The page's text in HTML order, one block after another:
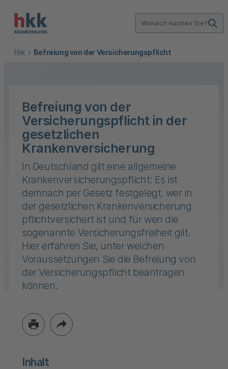
Wonach suchen Sie?
hkk Befreiung von der Versicherungspflicht
Befreiung von der
Versicherungspflicht in der
gesetzlichen
Krankenversicherung
In Deutschland gilt eine allgemeine
Krankenversicherungspflicht: Es ist
demnach per Gesetz festgelegt, wer in
der gesetzlichen Krankenversicherung
pflichtversichert ist und für wen die
sogenannte Versicherungsfreiheit gilt.
Hier erfahren Sie, unter welchen
Voraussetzungen Sie die Befreiung von
der Versicherungspflicht beantragen
können.
Inhalt